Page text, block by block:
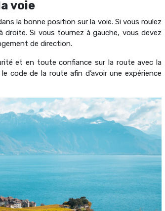
voie
la bonne position sur la voie. Si vous roulez
droite. Si vous tournez à gauche, vous devez
de direction.
et en toute confiance sur la route avec la
code de la route afin d’avoir une expérience